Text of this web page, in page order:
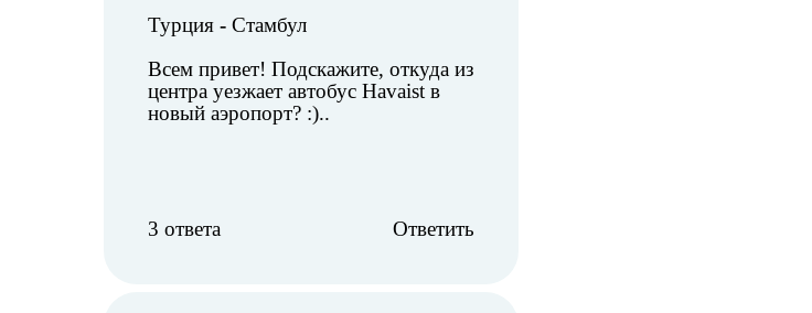
Турция - Стамбул
Всем привет! Подскажите, откуда из
центра уезжает автобус Havaist в
новый аэропорт? :)..
3 ответа Ответить